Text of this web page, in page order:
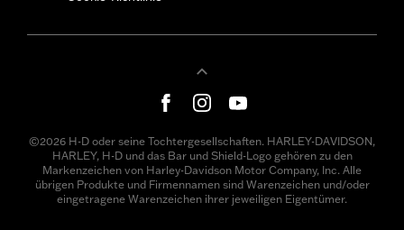
©2026 H-D oder seine Tochtergesellschaften. HARLEY-DAVIDSON,
HARLEY, H-D und das Bar und Shield-Logo gehören zu den
Markenzeichen von Harley-Davidson Motor Company, Inc. Alle
übrigen Produkte und Firmennamen sind Warenzeichen und/oder
eingetragene Warenzeichen ihrer jeweiligen Eigentümer.